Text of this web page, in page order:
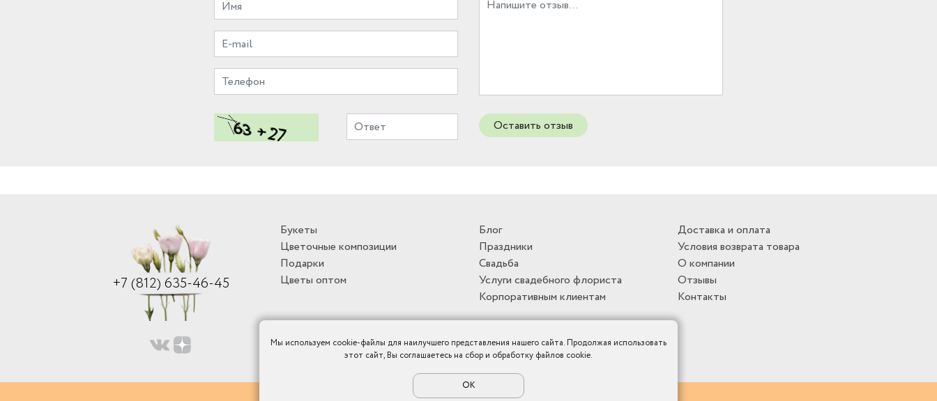
Оставить отзыв
+7 (812) 635-46-45
Букеты
Цветочные композиции
Подарки
Цветы оптом
Блог
Праздники
Свадьба
Услуги свадебного флориста
Корпоративным клиентам
Доставка и оплата
Условия возврата товара
О компании
Отзывы
Контакты
Мы используем cookie-файлы для наилучшего представления нашего сайта. Продолжая использовать
этот сайт, Вы соглашаетесь на сбор и обработку файлов cookie.
ОК